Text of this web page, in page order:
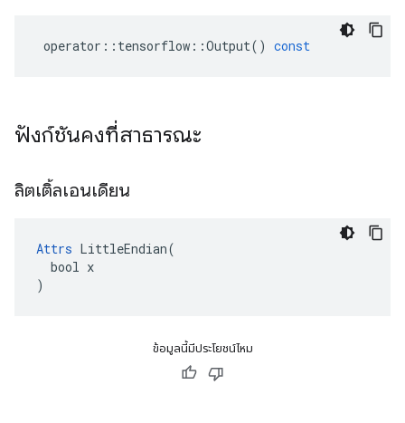
operator :: tensorflow ::Output() const
ฟังก์ชันคงที่สาธารณะ
ลิตเติ้ลเอนเดียน
Attrs LittleEndian(
  bool x
)
ข้อมูลนี้มีประโยชน์ไหม